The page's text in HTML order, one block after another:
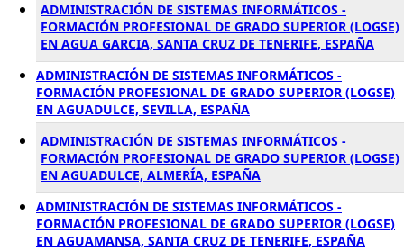
ADMINISTRACIÓN DE SISTEMAS INFORMÁTICOS -
FORMACIÓN PROFESIONAL DE GRADO SUPERIOR (LOGSE)
EN AGUA GARCIA, SANTA CRUZ DE TENERIFE, ESPAÑA
ADMINISTRACIÓN DE SISTEMAS INFORMÁTICOS -
FORMACIÓN PROFESIONAL DE GRADO SUPERIOR (LOGSE)
EN AGUADULCE, SEVILLA, ESPAÑA
ADMINISTRACIÓN DE SISTEMAS INFORMÁTICOS -
FORMACIÓN PROFESIONAL DE GRADO SUPERIOR (LOGSE)
EN AGUADULCE, ALMERÍA, ESPAÑA
ADMINISTRACIÓN DE SISTEMAS INFORMÁTICOS -
FORMACIÓN PROFESIONAL DE GRADO SUPERIOR (LOGSE)
EN AGUAMANSA, SANTA CRUZ DE TENERIFE, ESPAÑA